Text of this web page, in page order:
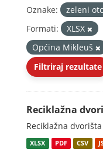
Oznake: zeleni
Formati:
XLSX
Općina Mikleuš
Filtriraj rezultate
Reciklažna
Reciklažna
XLSX PDF CSV